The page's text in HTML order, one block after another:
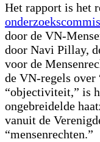
Het rapport is het
door de VN-
door Navi Pillay,
voor de
de VN-regels over
“objectiviteit,” is
ongebreidelde
vanuit de
“mensenrechten.”